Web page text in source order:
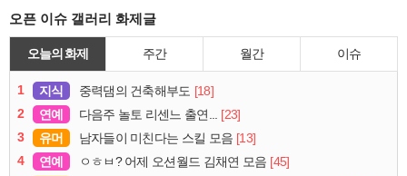
오픈 이슈 갤러리 화제글
오늘의 화제 주간 월간 이슈
1 지식 중력댐의 건축해부도 [18]
2
연예 다음주 놀토 리센느 출연... [23]
3
유머 남자들이 미친다는 스킬 모음 [13]
4
연예 ㅇㅎㅂ? 어제 오션월드 김채연 모음 [45]